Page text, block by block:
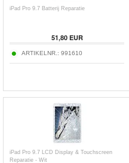
iPad Pro 9.7 Batterij Reparatie
51,80 EUR
ARTIKELNR.: 991610
iPad Pro 9.7 LCD Display & Touchscreen
Reparatie - Wit